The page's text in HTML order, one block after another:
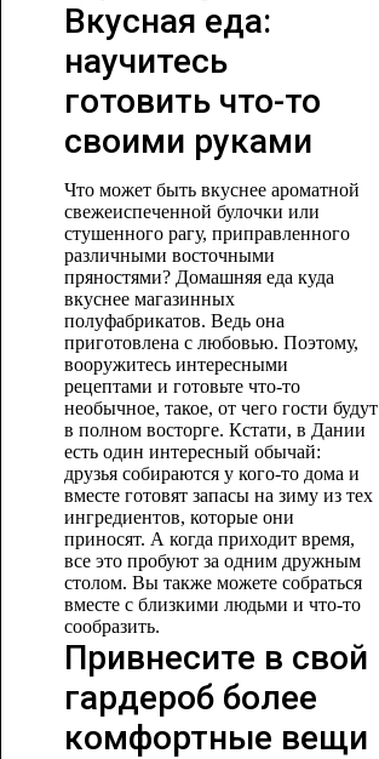
Вкусная еда:
научитесь
готовить что-то
своими руками
Что может быть вкуснее ароматной
свежеиспеченной булочки или
стушенного рагу, приправленного
различными восточными
пряностями? Домашняя еда куда
вкуснее магазинных
полуфабрикатов. Ведь она
приготовлена с любовью. Поэтому,
вооружитесь интересными
рецептами и готовьте что-то
необычное, такое, от чего гости будут
в полном восторге. Кстати, в Дании
есть один интересный обычай:
друзья собираются у кого-то дома и
вместе готовят запасы на зиму из тех
ингредиентов, которые они
приносят. А когда приходит время,
все это пробуют за одним дружным
столом. Вы также можете собраться
вместе с близкими людьми и что-то
сообразить.
Привнесите в свой
гардероб более
комфортные вещи